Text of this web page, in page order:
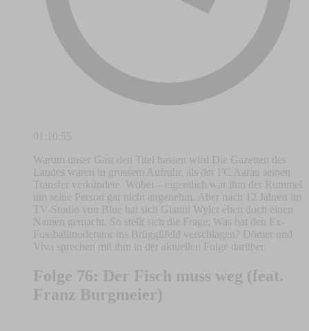
01:10:55
Warum unser Gast den Titel hassen wird Die Gazetten des
Landes waren in grossem Aufruhr, als der FC Aarau seinen
Transfer verkündete. Wobei – eigentlich war ihm der Rummel
um seine Person gar nicht angenehm. Aber nach 12 Jahren im
TV-Studio von Blue hat sich Gianni Wyler eben doch einen
Namen gemacht. So stellt sich die Frage: Was hat den Ex-
Fussballmoderator ins Brügglifeld verschlagen? Dömer und
Viva sprechen mit ihm in der aktuellen Folge darüber.
Folge 76: Der Fisch muss weg (feat.
Franz Burgmeier)